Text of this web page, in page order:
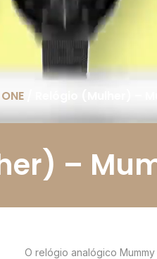
ONE
–
O relógio analógico